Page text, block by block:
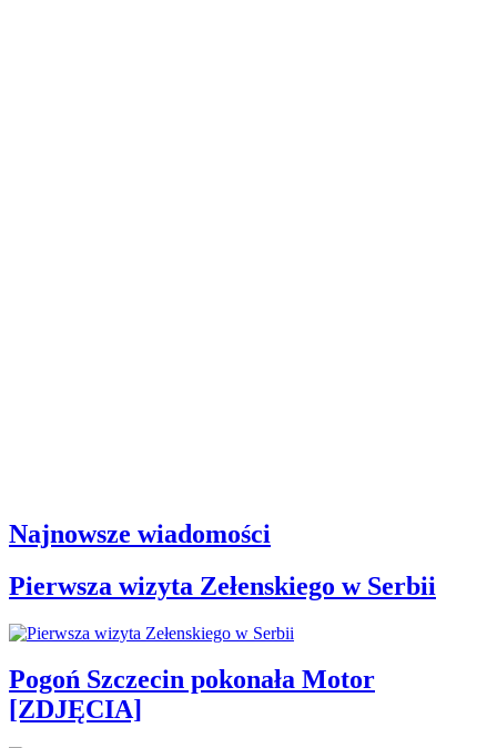
Najnowsze wiadomości
Pierwsza wizyta Zełenskiego w Serbii
Pogoń Szczecin pokonała Motor
[ZDJĘCIA]